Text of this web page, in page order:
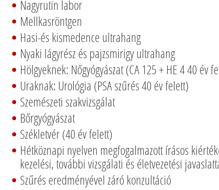
Nagyrutin labor
Mellkasröntgen
Hasi-és kismedence ultrahang
Nyaki lágyrész és pajzsmirigy ultrahang
Hölgyeknek: Nőgyógyászat (CA 125 + HE 4 40 év
Uraknak: Urológia (PSA szűrés 40 év felett)
Szemészeti szakvizsgálat
Bőrgyógyászat
Székletvér (40 év felett)
Hétköznapi nyelven megfogalmazott írásos
kezelési, további vizsgálati és életvezetési
Szűrés eredményével záró konzultáció